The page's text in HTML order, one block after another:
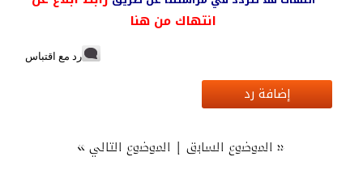
انتهاك من هنا
رد مع اقتباس
إضافة رد
« الموضوع السابق| الموضوع التالي»